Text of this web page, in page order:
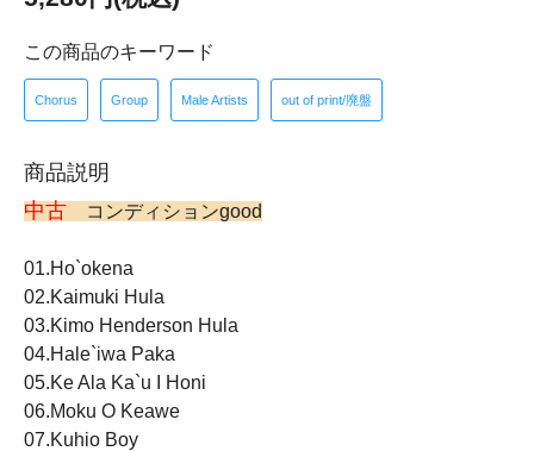
この商品のキーワード
Chorus Group Male Artists out of print/廃盤
商品説明
中古 コンディションgood
01.Ho`okena
02.Kaimuki Hula
03.Kimo Henderson Hula
04.Hale`iwa Paka
05.Ke Ala Ka`u I Honi
06.Moku O Keawe
07.Kuhio Boy